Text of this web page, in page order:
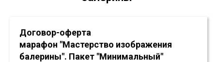
Договор-оферта
марафон "Мастерство изображения
балерины". Пакет "Минимальный"